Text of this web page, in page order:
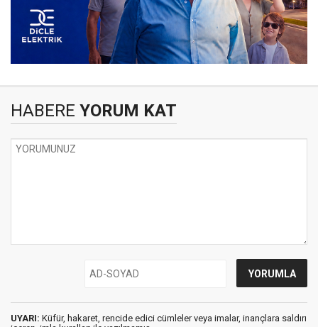
HABERE YORUM KAT
UYARI: Küfür, hakaret, rencide edici cümleler veya imalar, inançlara saldırı